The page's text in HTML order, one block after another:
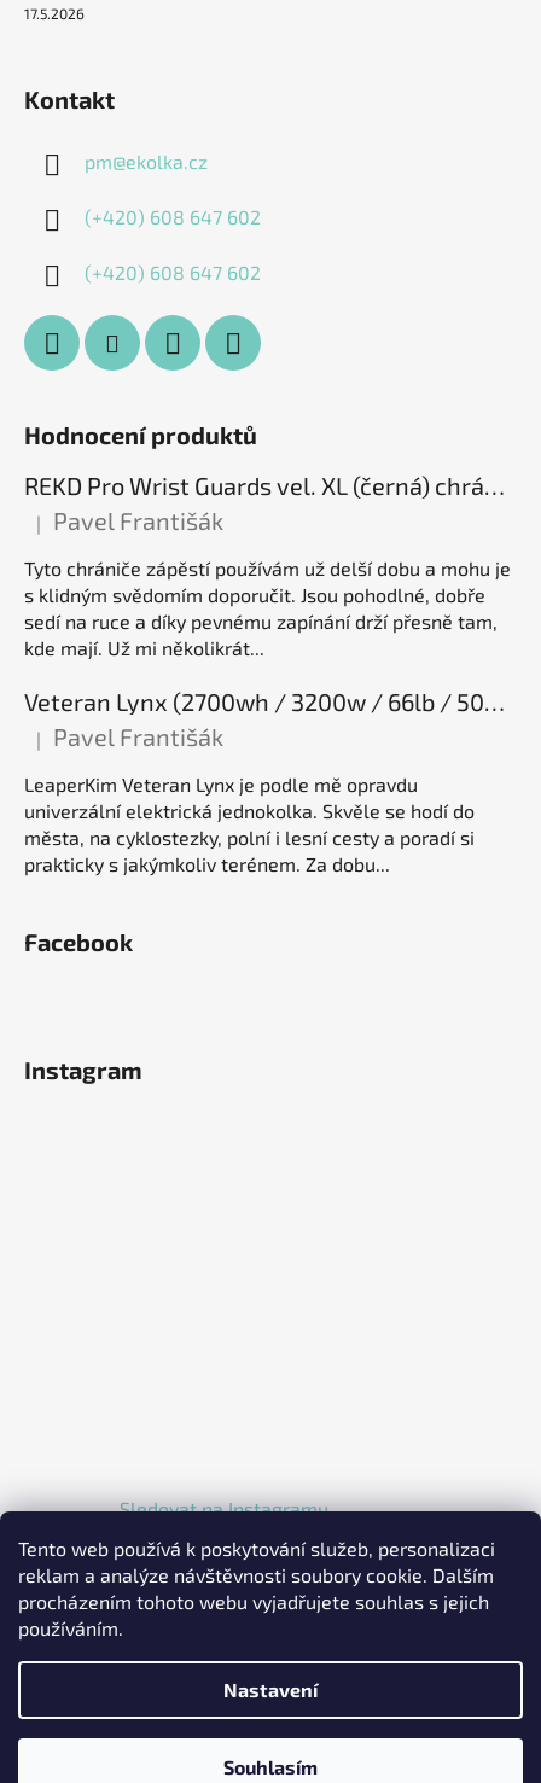
Tento web používá k poskytování služeb, personalizaci
reklam a analýze návštěvnosti soubory cookie. Dalším
procházením tohoto webu vyjadřujete souhlas s jejich
používáním.
Nastavení
Souhlasím
17.5.2026
Kontakt
pm@ekolka.cz
(+420) 608 647 602
(+420) 608 647 602
Hodnocení produktů
REKD Pro Wrist Guards vel. XL (černá) chrániče zápěstí
Hodnocení produktu je 5 z 5 hvězdiček.
| Pavel Františák
Tyto chrániče zápěstí používám už delší dobu a mohu je
s klidným svědomím doporučit. Jsou pohodlné, dobře
sedí na ruce a díky pevnému zapínání drží přesně tam,
kde mají. Už mi několikrát...
Veteran Lynx (2700wh / 3200w / 66lb / 50E), elektrická jednokolka
Hodnocení produktu je 5 z 5 hvězdiček.
| Pavel Františák
LeaperKim Veteran Lynx je podle mě opravdu
univerzální elektrická jednokolka. Skvěle se hodí do
města, na cyklostezky, polní i lesní cesty a poradí si
prakticky s jakýmkoliv terénem. Za dobu...
Facebook
Instagram
Sledovat na Instagramu
Vytvořil Shoptet
Copyright 2026EKOLKA.CZ - Elektrické jednokolky a
. Všechna práva vyhrazena.